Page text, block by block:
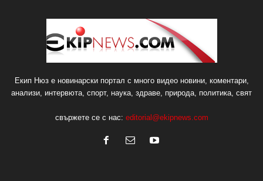
Екип Нюз е новинарски портал с много видео новини, коментари,
анализи, интервюта, спорт, наука, здраве, природа, политика, свят
свържете се с нас: editorial@ekipnews.com